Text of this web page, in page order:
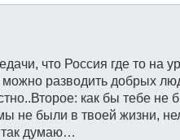
что Россия где то на
можно разводить добрых
как бы тебе не
не были в твоей жизни,
так думаю…